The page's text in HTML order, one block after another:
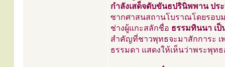
กำลังเสด็จดับขันธปรินิพพาน ป
ซากศาสนสถานโบราณโดยรอบ
ช่างผู้แกะสลักชื่อ ธรรมทินนา เป็
สำคัญที่ชาวพุทธจะมาสักการะ
ธรรมดา แสดงให้เห็นว่าพระพุท